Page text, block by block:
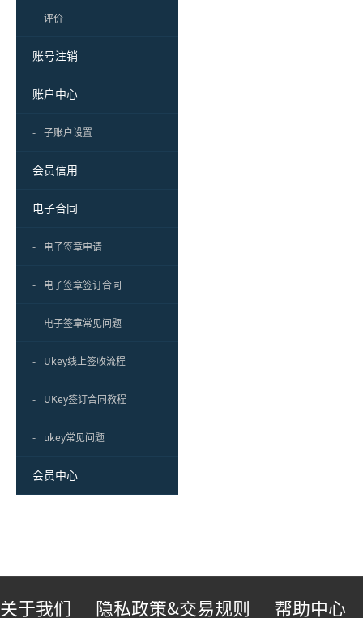
- 评价
账号注销
账户中心
- 子账户设置
会员信用
电子合同
- 电子签章申请
- 电子签章签订合同
- 电子签章常见问题
- Ukey线上签收流程
- UKey签订合同教程
- ukey常见问题
会员中心
关于我们 隐私政策&交易规则 帮助中心